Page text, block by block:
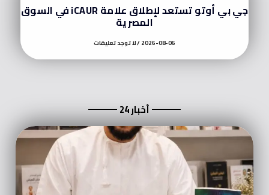
جي بي أوتو تستعد لإطلاق علامة iCAUR في السوق
المصرية
2026-08-06 لا توجد تعليقات
أخبار 24